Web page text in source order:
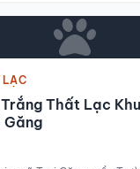
LẠC
Thất Lạc
Găng